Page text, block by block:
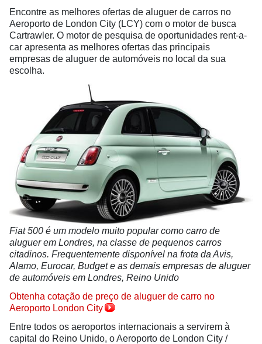
Encontre as melhores ofertas de aluguer de carros no
Aeroporto de London City (LCY) com o motor de busca
Cartrawler. O motor de pesquisa de oportunidades rent-a-
car apresenta as melhores ofertas das principais
empresas de aluguer de automóveis no local da sua
escolha.
Fiat 500 é um modelo muito popular como carro de
aluguer em Londres, na classe de pequenos carros
citadinos. Frequentemente disponível na frota da Avis,
Alamo, Eurocar, Budget e as demais empresas de aluguer
de automóveis em Londres, Reino Unido
Obtenha cotação de preço de aluguer de carro no
Aeroporto London City
Entre todos os aeroportos internacionais a servirem à
capital do Reino Unido, o Aeroporto de London City /